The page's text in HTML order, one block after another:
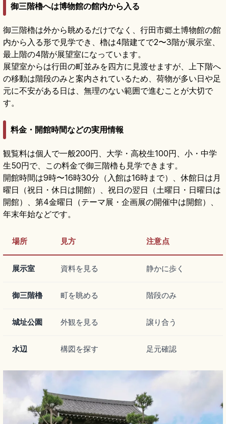
御三階櫓へは博物館の館内から入る
御三階櫓は外から眺めるだけでなく、行田市郷土博物館の館
内から入る形で見学でき、櫓は4階建てで2〜3階が展示室、
最上階の4階が展望室になっています。
展望室からは行田の町並みを四方に見渡せますが、上下階へ
の移動は階段のみと案内されているため、荷物が多い日や足
元に不安がある日は、無理のない範囲で進むことが大切で
す。
料金・開館時間などの実用情報
観覧料は個人で一般200円、大学・高校生100円、小・中学
生50円で、この料金で御三階櫓も見学できます。
開館時間は9時〜16時30分（入館は16時まで）、休館日は月
曜日（祝日・休日は開館）、祝日の翌日（土曜日・日曜日は
開館）、第4金曜日（テーマ展・企画展の開催中は開館）、
年末年始などです。
場所 見方 注意点
展示室 資料を見る 静かに歩く
御三階櫓 町を眺める 階段のみ
城址公園 外観を見る 譲り合う
水辺 構図を探す 足元確認